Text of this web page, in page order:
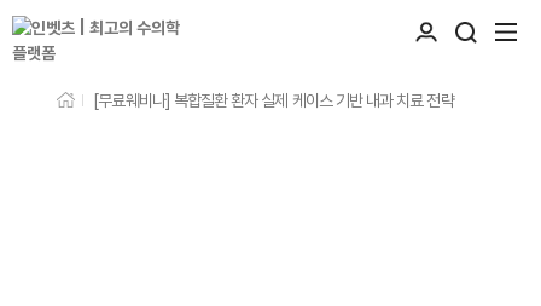
[무료웨비나] 복합질환 환자 실제 케이스 기반 내과 치료 전략